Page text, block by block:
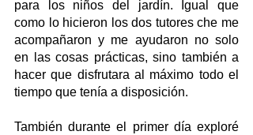
para los niños del jardín. Igual que
como lo hicieron los dos tutores che me
acompañaron y me ayudaron no solo
en las cosas prácticas, sino también a
hacer que disfrutara al máximo todo el
tiempo que tenía a disposición.
También durante el primer día exploré